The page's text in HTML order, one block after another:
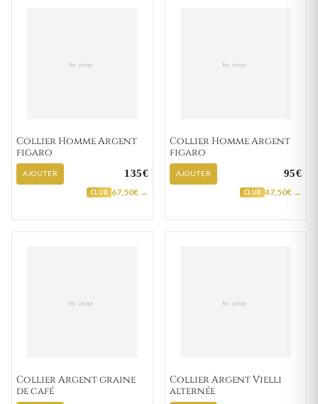
Collier Homme Argent
figaro
AJOUTER 135€
CLUB 67,50€ →
Collier Homme Argent
figaro
AJOUTER 95€
CLUB 47,50€ →
Collier Argent graine
de café
Collier Argent Vielli
alternée